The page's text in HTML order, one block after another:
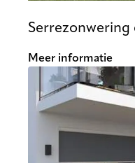
Meer informatie